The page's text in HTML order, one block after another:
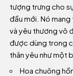
tượng trưng cho
đầu mới. Nó
và yêu thương vô
được dùng trong
thân yêu như một
Hoa chuông